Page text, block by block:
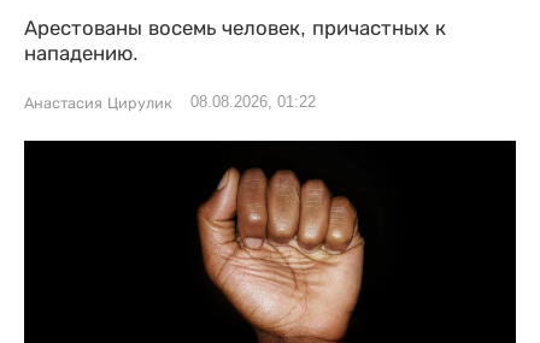
Арестованы восемь человек, причастных к
нападению.
Анастасия Цирулик 08.08.2026, 01:22